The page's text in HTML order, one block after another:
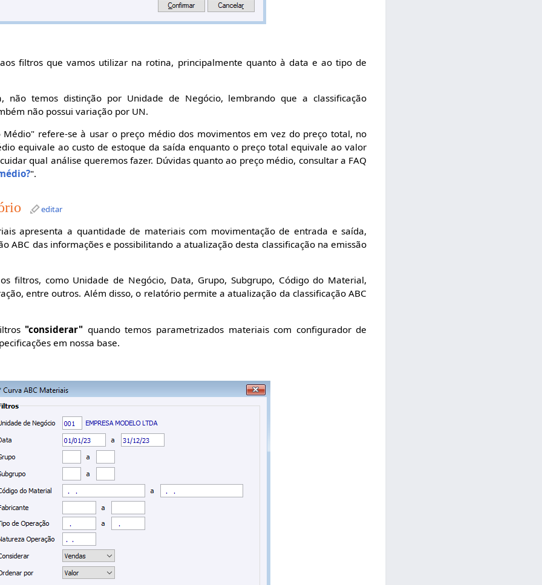
filtros que vamos utilizar na rotina, principalmente quanto à data e ao tipo de
não temos distinção por Unidade de Negócio, lembrando que a classificação
não possui variação por UN.
Médio" refere-se à usar o preço médio dos movimentos em vez do preço total, no
equivale ao custo de estoque da saída enquanto o preço total equivale ao valor
qual análise queremos fazer. Dúvidas quanto ao preço médio, consultar a FAQ
".
editar
apresenta a quantidade de materiais com movimentação de entrada e saída,
ABC das informações e possibilitando a atualização desta classificação na emissão
filtros, como Unidade de Negócio, Data, Grupo, Subgrupo, Código do Material,
entre outros. Além disso, o relatório permite a atualização da classificação ABC
"considerar" quando temos parametrizados materiais com configurador de
em nossa base.